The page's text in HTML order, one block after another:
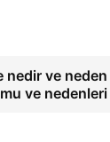
ve neden
ve nedenleri